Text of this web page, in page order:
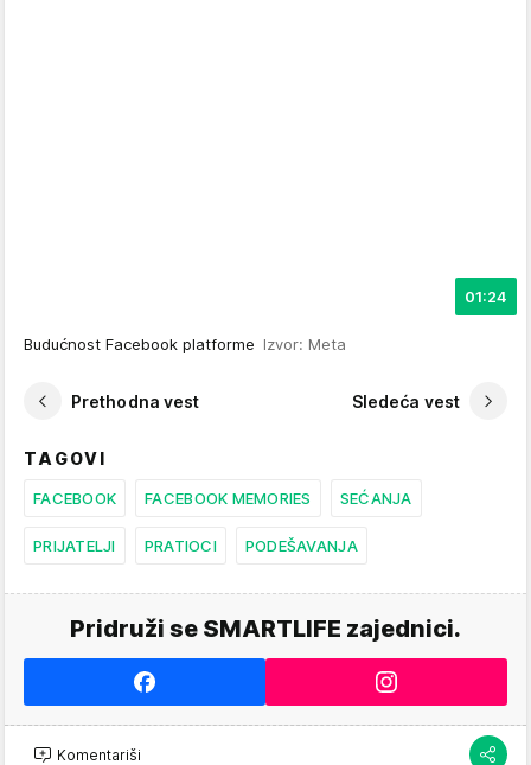
01:24
Budućnost Facebook platforme Izvor: Meta
Prethodna vest Sledeća vest
TAGOVI
FACEBOOK FACEBOOK MEMORIES SEĆANJA
PRIJATELJI PRATIOCI PODEŠAVANJA
Pridruži se SMARTLIFE zajednici.
Komentariši